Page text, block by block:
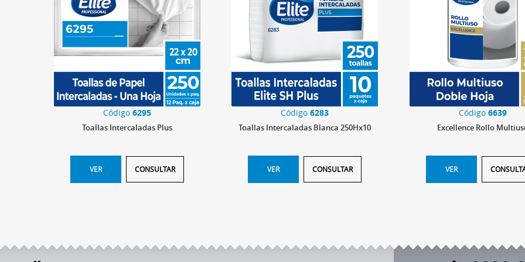
Código 6295
Toallas Intercaladas Plus
VER CONSULTAR
Código6283
Toallas Intercaladas Blanca 250Hx10
VER CONSULTAR
Código 6639
Excellence Rollo
VER